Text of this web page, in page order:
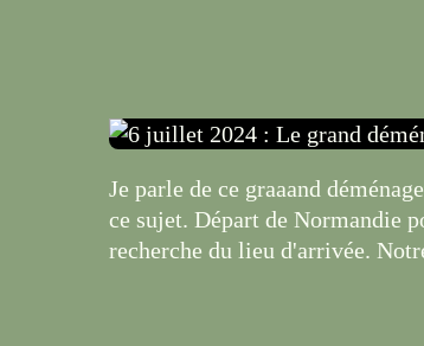
Je parle de ce graaand
ce sujet. Départ de Normandie
recherche du lieu d'arrivée.